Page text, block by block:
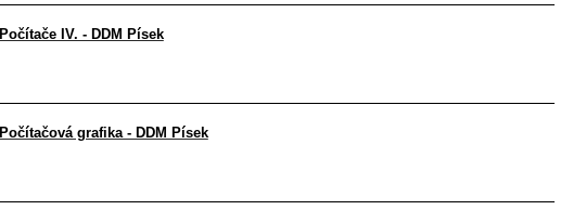
Počítače IV. - DDM Písek
Počítačová grafika - DDM Písek